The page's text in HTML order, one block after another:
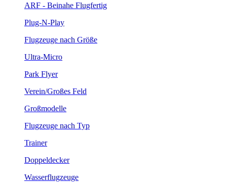
ARF - Beinahe Flugfertig
Plug-N-Play
Flugzeuge nach Größe
Ultra-Micro
Park Flyer
Verein/Großes Feld
Großmodelle
Flugzeuge nach Typ
Trainer
Doppeldecker
Wasserflugzeuge